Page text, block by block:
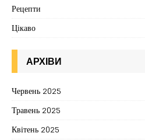
Рецепти
Цікаво
АРХІВИ
Червень 2025
Травень 2025
Квітень 2025